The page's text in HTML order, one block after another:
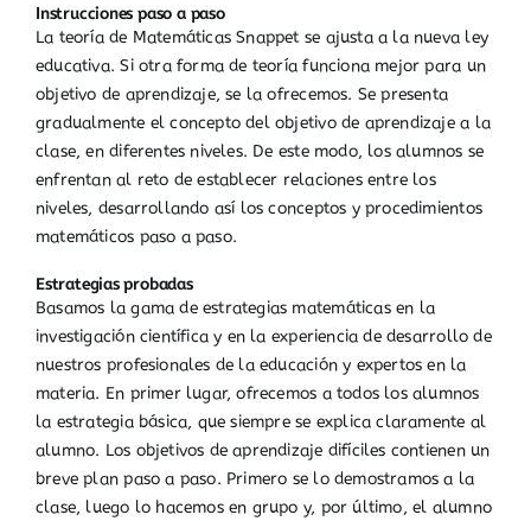
Instrucciones paso a paso
La teoría de Matemáticas Snappet se ajusta a la nueva ley
educativa. Si otra forma de teoría funciona mejor para un
objetivo de aprendizaje, se la ofrecemos. Se presenta
gradualmente el concepto del objetivo de aprendizaje a la
clase, en diferentes niveles. De este modo, los alumnos se
enfrentan al reto de establecer relaciones entre los
niveles, desarrollando así los conceptos y procedimientos
matemáticos paso a paso.
Estrategias probadas
Basamos la gama de estrategias matemáticas en la
investigación científica y en la experiencia de desarrollo de
nuestros profesionales de la educación y expertos en la
materia. En primer lugar, ofrecemos a todos los alumnos
la estrategia básica, que siempre se explica claramente al
alumno. Los objetivos de aprendizaje difíciles contienen un
breve plan paso a paso. Primero se lo demostramos a la
clase, luego lo hacemos en grupo y, por último, el alumno